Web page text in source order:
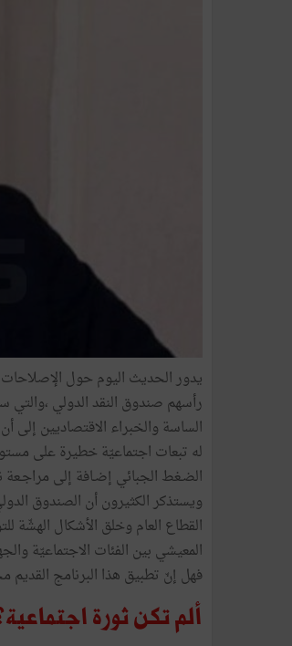
يدور الحديث اليوم حول الإصلاحات
رأسهم صندوق النقد الدولي
الساسة والخبراء الاقتصاديين إلى
الضـغط الجبائي إضـافة إلى مراجـعة
القطاع العام وخلق الأشكال الهشّة
المعيشي بين الفئات الاجتماعيّة
فهل إنّ تطبيق هذا البرنامج
ألم تكن ثورة